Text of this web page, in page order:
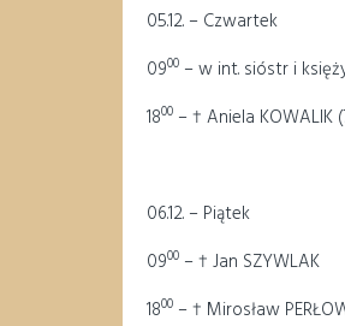
05.12. – Czwartek
0900 – w int. sióstr i
1800 – † Aniela KOWALIK
06.12. – Piątek
0900 – † Jan SZYWLAK
1800 – † Mirosław